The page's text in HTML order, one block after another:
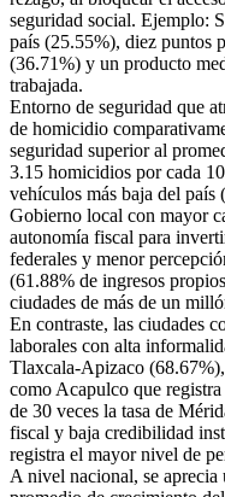
seguridad social. Ejemplo:
país (25.55%), diez puntos
(36.71%) y un producto
trabajada.
Entorno de seguridad que
de homicidio
seguridad superior al
3.15 homicidios por cada
vehículos más baja del país
Gobierno local con mayor
autonomía fiscal para
federales y menor
(61.88% de ingresos
ciudades de más de un
En contraste, las ciudades
laborales con alta
Tlaxcala-Apizaco
como Acapulco que
de 30 veces la tasa de
fiscal y baja credibilidad
registra el mayor nivel de
A nivel nacional, se